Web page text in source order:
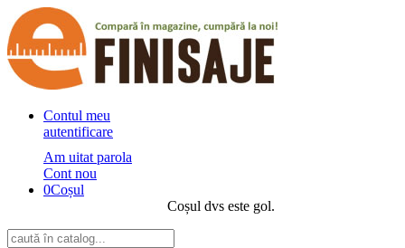
Contul meu
autentificare
Am uitat parola
Cont nou
0Coșul
Coșul dvs este gol.